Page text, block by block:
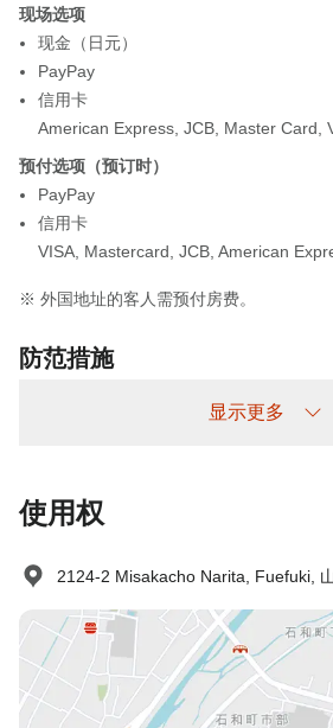
现场选项
现金（日元）
PayPay
信用卡
American Express JCB Master Card
预付选项（预订时）
PayPay
信用卡
VISA Mastercard JCB American
※ 外国地址的客人需预付房费。
防范措施
如果办理入住手续的时间超过了预定时间
请告知我们您抵达时的交通方式（汽车、火
未到场政策
收费情况如下：
未提前取消/未入住：收取100%住宿费
显示更多
使用权
2124-2 Misakacho Narita, Fuefuki,